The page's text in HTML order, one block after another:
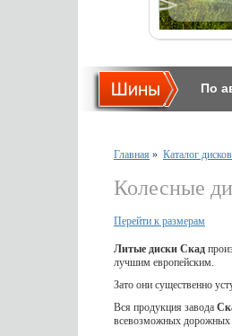
По
Главная » Каталог дисков
Колесные
Перейти к размерам
Литые диски Скад
лучшим европейским.
Зато они существенно
Вся продукция завода
всевозможных дорожных